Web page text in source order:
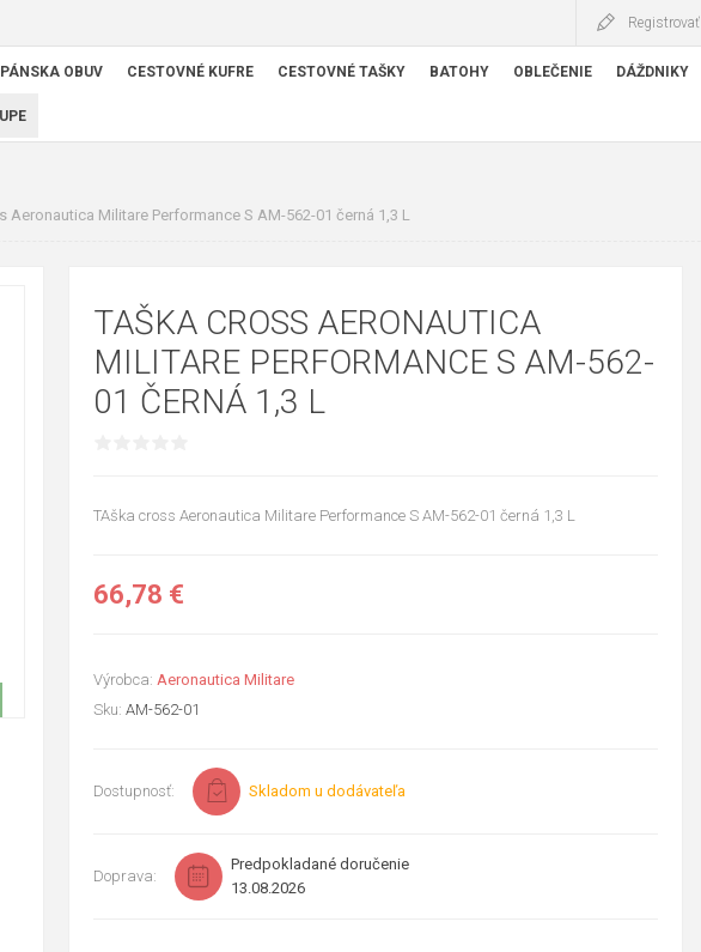
Registrovať
PÁNSKA OBUV CESTOVNÉ KUFRE CESTOVNÉ TAŠKY BATOHY OBLEČENIE DÁŽDNIKY
Aeronautica Militare Performance S AM-562-01 černá 1,3 L
TAŠKA CROSS AERONAUTICA
MILITARE PERFORMANCE S AM-562-
01 ČERNÁ 1,3 L
TAška cross Aeronautica Militare Performance S AM-562-01 černá 1,3 L
66,78 €
Výrobca: Aeronautica Militare
Sku: AM-562-01
Dostupnosť: Skladom u dodávateľa
Doprava:
Predpokladané doručenie
13.08.2026